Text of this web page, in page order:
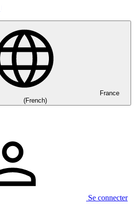
France
(French)
Se connecter